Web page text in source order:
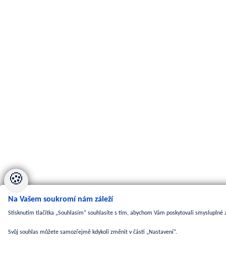
🍪
Na Vašem soukromí nám záleží
Stisknutím tlačítka „Souhlasím“ souhlasíte s tím, abychom Vám poskytovali
Svůj souhlas můžete samozřejmě kdykoli změnit v části „Nastavení“.